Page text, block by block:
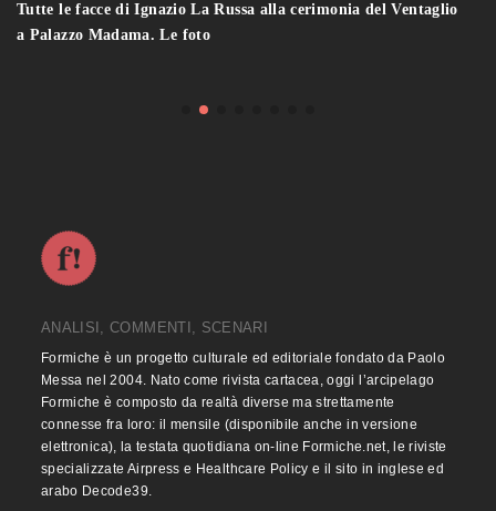
Tutte le facce di Ignazio La Russa alla cerimonia del Ventaglio
a Palazzo Madama. Le foto
ANALISI, COMMENTI, SCENARI
Formiche è un progetto culturale ed editoriale fondato da Paolo
Messa nel 2004. Nato come rivista cartacea, oggi l’arcipelago
Formiche è composto da realtà diverse ma strettamente
connesse fra loro: il mensile (disponibile anche in versione
elettronica), la testata quotidiana on-line Formiche.net, le riviste
specializzate Airpress e Healthcare Policy e il sito in inglese ed
arabo Decode39.